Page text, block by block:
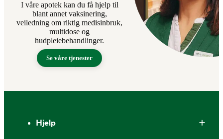
I våre apotek kan du få hjelp til
blant annet vaksinering,
veiledning om riktig medisinbruk,
multidose og
hudpleiebehandlinger.
Se våre tjenester
Hjelp